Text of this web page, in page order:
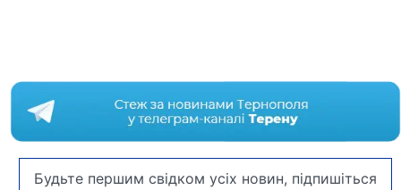
Будьте першим свідком усіх новин, підпишіться